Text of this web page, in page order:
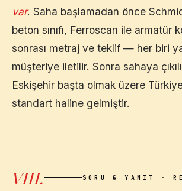
var. Saha başlamadan önce
beton sınıfı, Ferroscan ile armatür
sonrası metraj ve teklif — her biri
müşteriye iletilir. Sonra sahaya
Eskişehir başta olmak üzere
standart haline gelmiştir.
VIII. SORU & YANIT ·